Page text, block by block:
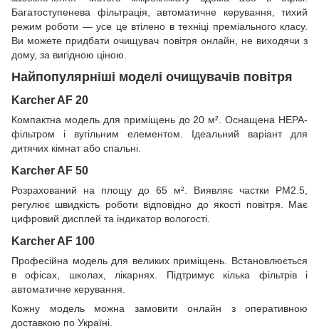
Багатоступенева фільтрація, автоматичне керування, тихий
режим роботи — усе це втілено в техніці преміального класу.
Ви можете придбати очищувач повітря онлайн, не виходячи з
дому, за вигідною ціною.
Найпопулярніші моделі очищувачів повітря
Karcher AF 20
Компактна модель для приміщень до 20 м². Оснащена HEPA-
фільтром і вугільним елементом. Ідеальний варіант для
дитячих кімнат або спальні.
Karcher AF 50
Розрахований на площу до 65 м². Виявляє частки PM2.5,
регулює швидкість роботи відповідно до якості повітря. Має
цифровий дисплей та індикатор вологості.
Karcher AF 100
Професійна модель для великих приміщень. Встановлюється
в офісах, школах, лікарнях. Підтримує кілька фільтрів і
автоматичне керування.
Кожну модель можна замовити онлайн з оперативною
доставкою по Україні.